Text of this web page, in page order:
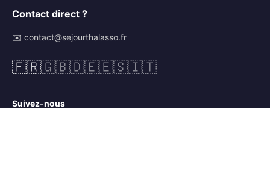
Contact direct ?
✉️ contact@sejourthalasso.fr
🇫🇷🇬🇧🇩🇪🇪🇸🇮🇹
Suivez-nous